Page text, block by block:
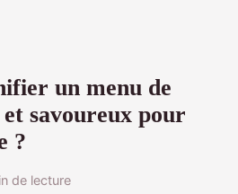
un menu de
savoureux pour
?
de lecture